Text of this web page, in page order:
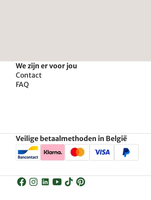
We zijn er voor jou
Contact
FAQ
Veilige betaalmethoden in België